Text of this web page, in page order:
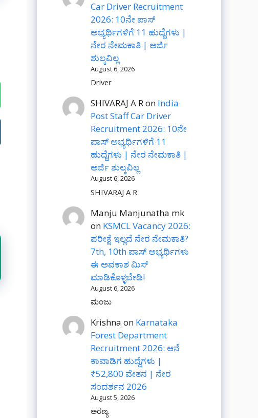
Car Driver Recruitment
2026: 10ನೇ ಪಾಸ್
ಅಭ್ಯರ್ಥಿಗಳಿಗೆ 11 ಹುದ್ದೆಗಳು |
ನೇರ ನೇಮಕಾತಿ | ಅರ್ಜಿ
ಶುಲ್ಕವಿಲ್ಲ
August 6, 2026
Driver
SHIVARAJ A Ron India
Post Staff Car Driver
Recruitment 2026: 10ನೇ
ಪಾಸ್ ಅಭ್ಯರ್ಥಿಗಳಿಗೆ 11
ಹುದ್ದೆಗಳು | ನೇರ ನೇಮಕಾತಿ |
ಅರ್ಜಿ ಶುಲ್ಕವಿಲ್ಲ
August 6, 2026
SHIVARAJ A R
Manju Manjunatha mk
on KSMCL Vacancy 2026:
ಪರೀಕ್ಷೆ ಇಲ್ಲದೆ ನೇರ ನೇಮಕಾತಿ?
7th, 10th ಪಾಸ್ ಅಭ್ಯರ್ಥಿಗಳು
ಈ ಅವಕಾಶ ಮಿಸ್
ಮಾಡಿಕೊಳ್ಳಬೇಡಿ!
August 6, 2026
ಮಂಜು
Krishna on Karnataka
Forest Department
Recruitment 2026: ಆನೆ
ಕಾವಾಡಿಗ ಹುದ್ದೆಗಳು |
₹52,800 ವೇತನ | ನೇರ
ಸಂದರ್ಶನ 2026
August 5, 2026
ಅರಣ್ಯ